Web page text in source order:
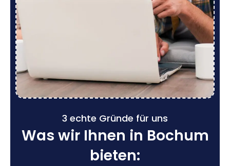
3 echte Gründe für uns
Was wir Ihnen in Bochum
bieten: